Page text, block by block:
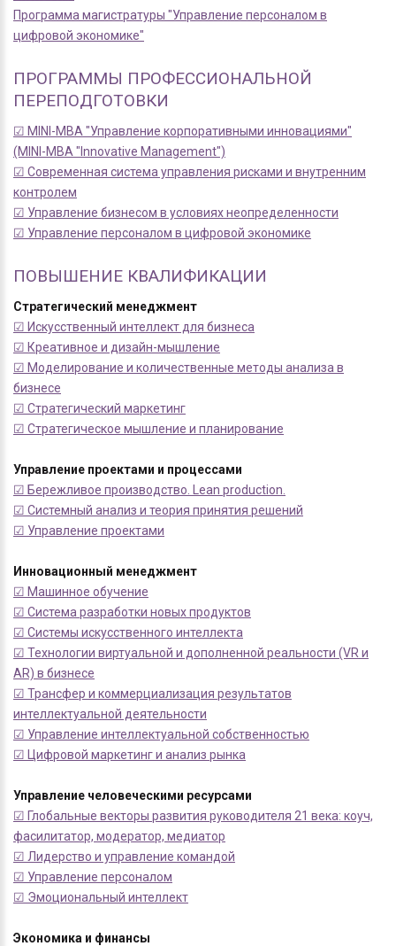
Программа магистратуры "Управление персоналом в
цифровой экономике"
ПРОГРАММЫ ПРОФЕССИОНАЛЬНОЙ
ПЕРЕПОДГОТОВКИ
☑ MINI-MBA "Управление корпоративными инновациями"
(MINI-MBA "Innovative Management")
☑ Современная система управления рисками и внутренним
контролем
☑ Управление бизнесом в условиях неопределенности
☑ Управление персоналом в цифровой экономике
ПОВЫШЕНИЕ КВАЛИФИКАЦИИ
Стратегический менеджмент
☑ Искусственный интеллект для бизнеса
☑ Креативное и дизайн-мышление
☑ Моделирование и количественные методы анализа в
бизнесе
☑ Стратегический маркетинг
☑ Стратегическое мышление и планирование
Управление проектами и процессами
☑ Бережливое производство. Lean production.
☑ Системный анализ и теория принятия решений
☑ Управление проектами
Инновационный менеджмент
☑ Машинное обучение
☑ Система разработки новых продуктов
☑ Системы искусственного интеллекта
☑ Технологии виртуальной и дополненной реальности (VR и
AR) в бизнесе
☑ Трансфер и коммерциализация результатов
интеллектуальной деятельности
☑ Управление интеллектуальной собственностью
☑ Цифровой маркетинг и анализ рынка
Управление человеческими ресурсами
☑ Глобальные векторы развития руководителя 21 века: коуч,
фасилитатор, модератор, медиатор
☑ Лидерство и управление командой
☑ Управление персоналом
☑ Эмоциональный интеллект
Экономика и финансы